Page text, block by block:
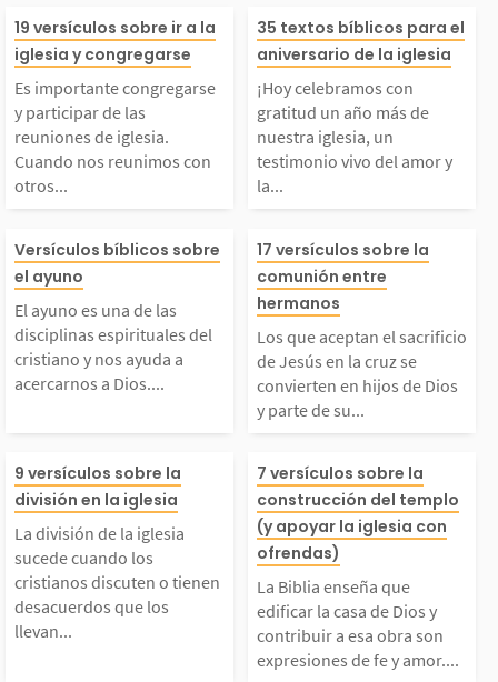
importante congre
y participar de l
reuniones de iglesi
Cuando nos reunim
con otros creyentes
adorar a Dios, e
en la presenc
de...
19 versículos sobre ir a la
iglesia y congregarse
Es importante congregarse
y participar de las
reuniones de iglesia.
Cuando nos reunimos con
otros...
¡Hoy
gratitud un
e nuestra
estimonio vivo
or y la
os! Cada
a oración y
a...
35 textos bíblicos para el
aniversario de la iglesia
¡Hoy celebramos con
gratitud un año más de
nuestra iglesia, un
testimonio vivo del amor y
la...
ayuno es una de las
espirituale
del cristiano y nos a
a acercarnos a
Cuando ayunam
renunciamos a alg
físico como la comid
para...
Versículos bíblicos sobre
el ayuno
El ayuno es una de las
disciplinas espirituales del
cristiano y nos ayuda a
acercarnos a Dios....
Los que
crificio de
cruz se
hijos de Dios
de su familia.
ermanos en la
mos
r,...
17 versículos sobre la
comunión entre
hermanos
Los que aceptan el sacrificio
de Jesús en la cruz se
convierten en hijos de Dios
y parte de su...
división de la igles
sucede cuando los c
discuten o ti
desacuerdos que
9 versículos sobre la
división en la iglesia
La división de la iglesia
sucede cuando los
cristianos discuten o tienen
desacuerdos que los
llevan...
La Biblia
edificar la
os y contribuir
bra son
7 versículos sobre la
construcción del templo
(y apoyar la iglesia con
ofrendas)
La Biblia enseña que
edificar la casa de Dios y
contribuir a esa obra son
expresiones de fe y amor....